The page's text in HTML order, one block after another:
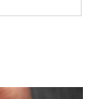
de recherche est